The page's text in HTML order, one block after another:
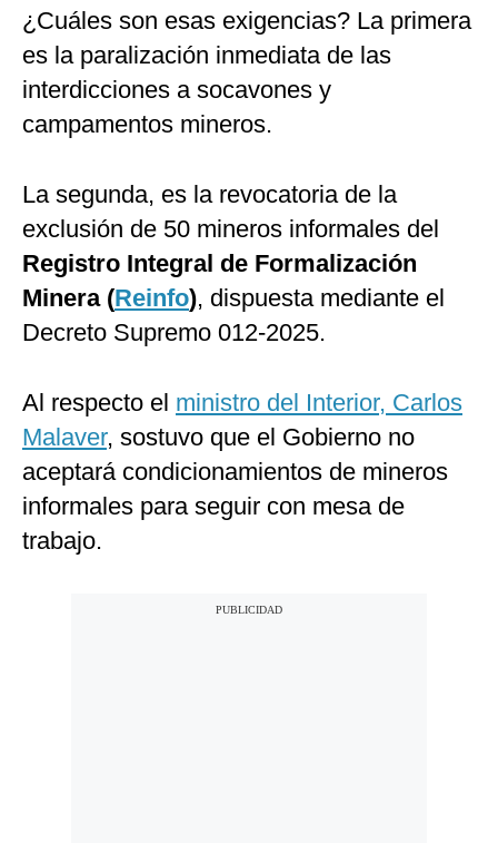
¿Cuáles son esas exigencias? La primera
es la paralización inmediata de las
interdicciones a socavones y
campamentos mineros.
La segunda, es la revocatoria de la
exclusión de 50 mineros informales del
Registro Integral de Formalización
Minera (Reinfo), dispuesta mediante el
Decreto Supremo 012-2025.
Al respecto el ministro del Interior, Carlos
Malaver, sostuvo que el Gobierno no
aceptará condicionamientos de mineros
informales para seguir con mesa de
trabajo.